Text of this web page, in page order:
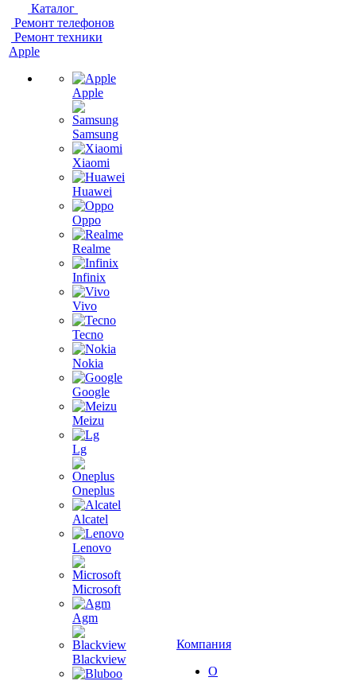
Каталог
Ремонт телефонов
Ремонт техники
Apple
Apple
Samsung
Xiaomi
Huawei
Oppo
Realme
Infinix
Vivo
Tecno
Nokia
Google
Meizu
Lg
Oneplus
Alcatel
Lenovo
Microsoft
Agm
Blackview
Компания
О